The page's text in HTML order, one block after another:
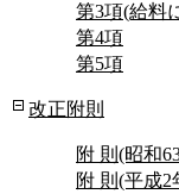
第3項(給料
第4項
第5項
改正附則
附 則(昭和
附 則(平成2